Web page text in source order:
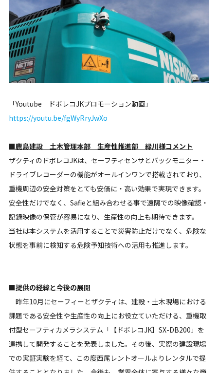
「Youtube ドボレコJKプロモーション動画」
https://youtu.be/fgWyRryJwXo
■鹿島建設 土木管理本部 生産性推進部 緑川様コメント
ザクティのドボレコJKは、セーフティセンサとバックモニター・
ドライブレコーダーの機能がオールインワンで搭載されており、
重機周辺の安全対策をとても安価に・高い効果で実現できます。
安全性だけでなく、Safieと組み合わせる事で遠隔での映像確認・
記録映像の保管が容易になり、生産性の向上も期待できます。
当社は本システムを活用することで災害防止だけでなく、危険な
状態を事前に検知する危険予知技術への活用も推進します。
■提供の経緯と今後の展開
昨年10月にセーフィーとザクティは、建設・土木現場における
課題である安全性や生産性の向上にお役立ていただける、重機取
付型セーフティカメラシステム「【ドボレコJK】SX-DB200」を
連携して開発することを発表しました。その後、実際の建設現場
での実証実験を経て、この度西尾レントオールよりレンタルで提